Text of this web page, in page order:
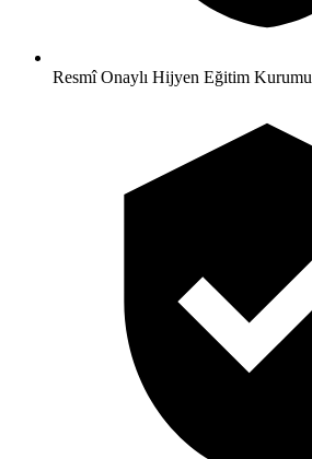
Resmî Onaylı Hijyen Eğitim Kurumu